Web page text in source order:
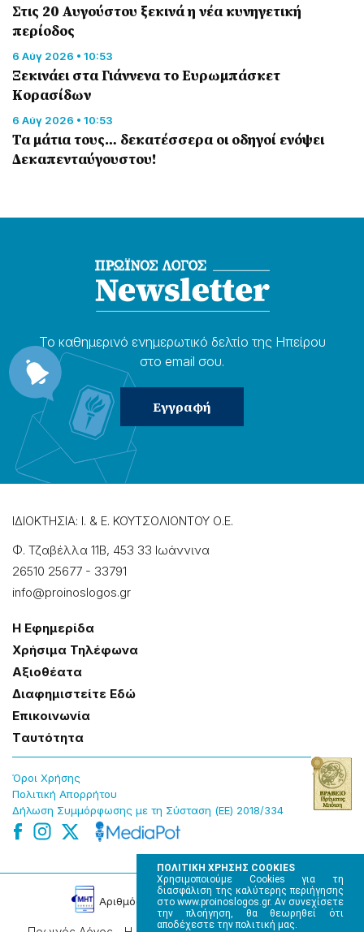
ΠΟΛΙΤΙΚΗ ΧΡΗΣΗΣ COOKIES
Χρησιμοποιούμε Cookies για τη
διασφάλιση της καλύτερης περιήγησης
στο www.proinoslogos.gr. Αν συνεχίσετε
την πλοήγηση, θα θεωρηθεί ότι
αποδέχεστε την πολιτική μας.
Στις 20 Αυγούστου ξεκινά η νέα κυνηγετική
περίοδος
6 Αύγ 2026 • 10:53
Ξεκινάει στα Γιάννενα το Ευρωμπάσκετ
Κορασίδων
6 Αύγ 2026 • 10:53
Τα μάτια τους… δεκατέσσερα οι οδηγοί ενόψει
Δεκαπενταύγουστου!
Το καθημερɩνό ενημερωτɩκό δελτίο της Ηπείρου
στο email σου.
ΙΔΙΟΚΤΗΣΙΑ: Ι. & Ε. ΚΟΥΤΣΟΛΙΟΝΤΟΥ Ο.Ε.
Φ. Τζαβέλλα 11Β, 453 33 Ιωάννɩνα
26510 25677 - 33791
info@proinoslogos.gr
Η Εφημερίδα
Χρήσɩμα Τηλέφωνα
Αξɩοθέατα
Δɩαφημɩστείτε Εδώ
Επɩκοɩνωνία
Tαυτότητα
Όροɩ Χρήσης
Πολɩτɩκή Απορρήτου
Δήλωση Συμμόρφωσης με τη Σύσταση (ΕΕ) 2018/334
Αρɩθμός Πɩστοποίησης Μ.Η.Τ. 220242